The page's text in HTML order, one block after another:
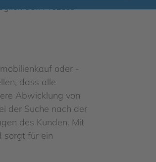
den Prozess
oder -
dass alle
Abwicklung von
der Suche nach der
des Kunden. Mit
sorgt für ein